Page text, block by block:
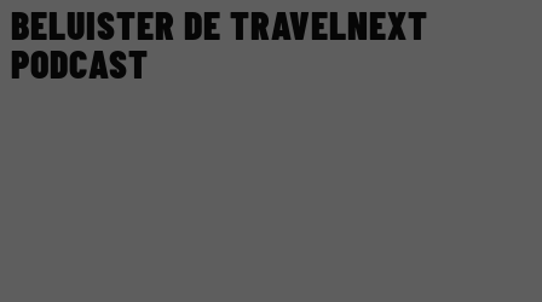
BELUISTER DE TRAVELNEXT
PODCAST